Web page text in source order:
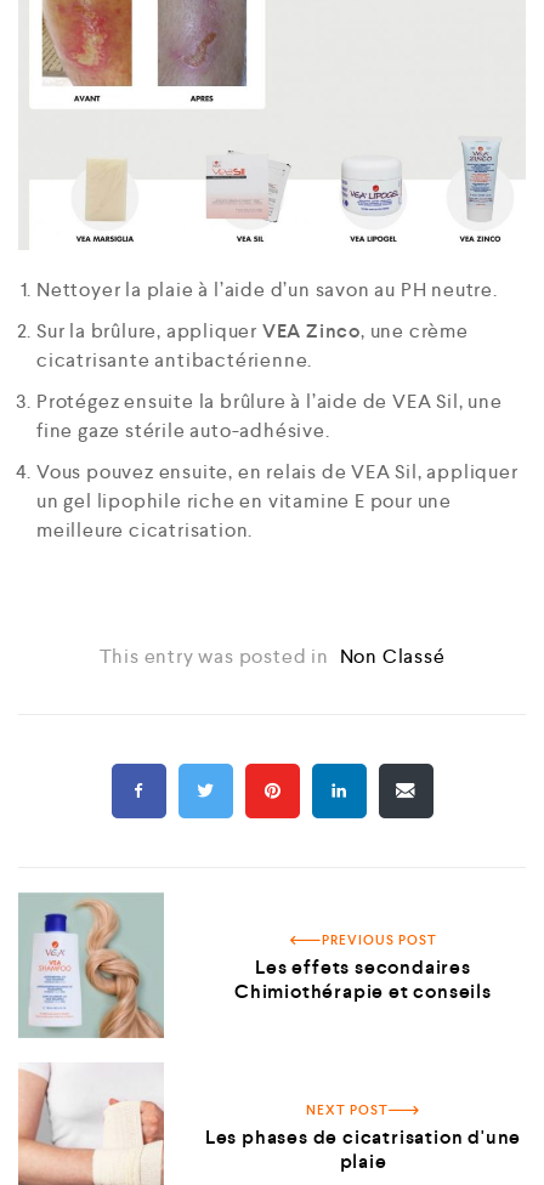
Nettoyer la plaie à l’aide d’un savon au PH neutre.
Sur la brûlure, appliquer VEA Zinco, une crème
cicatrisante antibactérienne.
Protégez ensuite la brûlure à l’aide de VEA Sil, une
fine gaze stérile auto-adhésive.
Vous pouvez ensuite, en relais de VEA Sil, appliquer
un gel lipophile riche en vitamine E pour une
meilleure cicatrisation.
This entry was posted in Non Classé
PREVIOUS POST
Les effets secondaires
Chimiothérapie et conseils
NEXT POST
Les phases de cicatrisation d'une
plaie